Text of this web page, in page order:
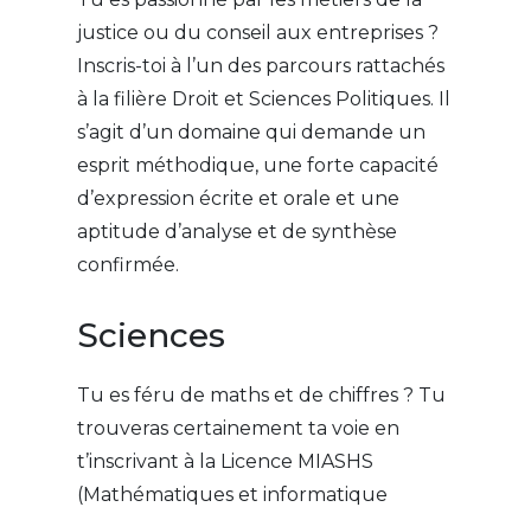
justice ou du conseil aux entreprises ?
Inscris-toi à l’un des parcours rattachés
à la filière Droit et Sciences Politiques. Il
s’agit d’un domaine qui demande un
esprit méthodique, une forte capacité
d’expression écrite et orale et une
aptitude d’analyse et de synthèse
confirmée.
Sciences
Tu es féru de maths et de chiffres ? Tu
trouveras certainement ta voie en
t’inscrivant à la Licence MIASHS
(Mathématiques et informatique